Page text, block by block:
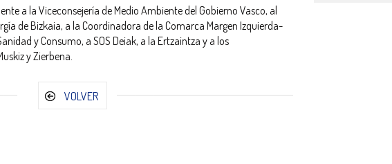
a la Viceconsejería de Medio Ambiente del Gobierno Vasco, al
de Bizkaia, a la Coordinadora de la Comarca Margen Izquierda-
y Consumo, a SOS Deiak, a la Ertzaintza y a los
y Zierbena.
VOLVER